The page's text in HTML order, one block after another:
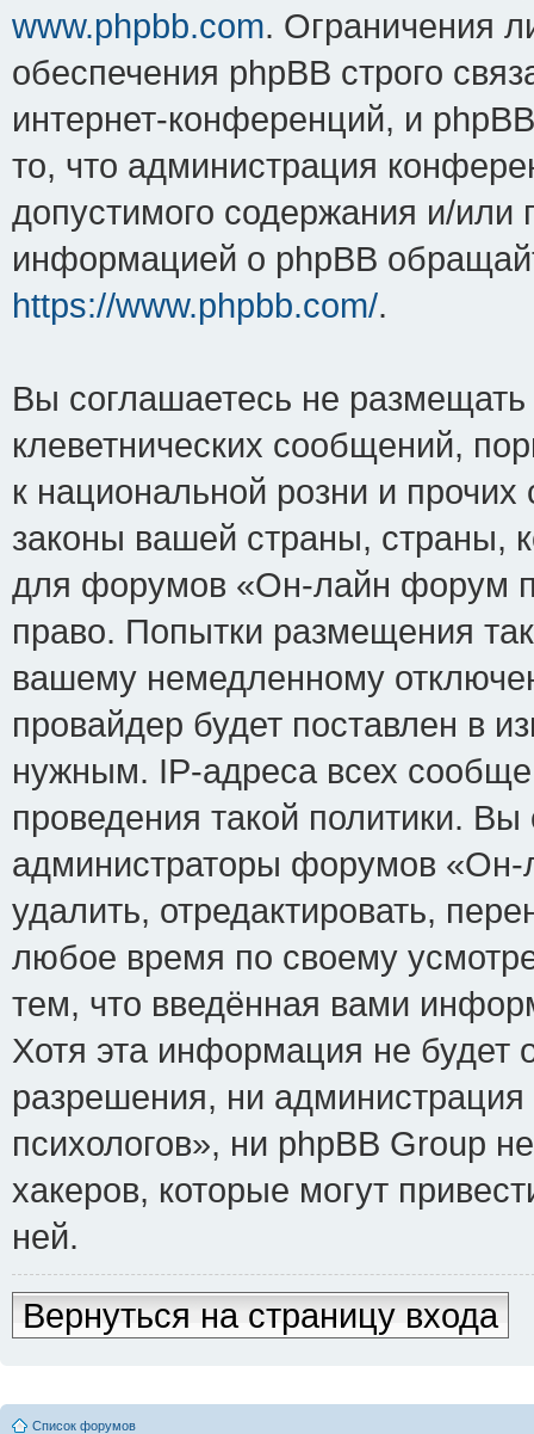
www.phpbb.com. Ограничения
обеспечения phpBB строго
интернет-конференций, и
то, что администрация
допустимого содержания и/
информацией о phpBB
https://www.phpbb.com/.
Вы соглашаетесь не
клеветнических сообщений,
к национальной розни и
законы вашей страны, страны,
для форумов «Он-лайн форум
право. Попытки размещения
вашему немедленному
провайдер будет поставлен в
нужным. IP-адреса всех
проведения такой политики.
администраторы форумов
удалить, отредактировать,
любое время по своему
тем, что введённая вами
Хотя эта информация не будет
разрешения, ни
психологов», ни phpBB Group
хакеров, которые могут
ней.
Вернуться на страницу входа
Список форумов